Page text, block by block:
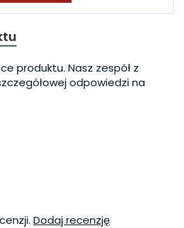
produktu. Nasz zespół z
odpowiedzi na
Dodaj recenzję